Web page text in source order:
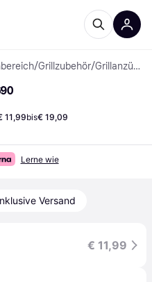
/Grillzubehör/ Grillanzünder
11,99bis€ 19,09
Lerne wie
Versand
€ 11,99